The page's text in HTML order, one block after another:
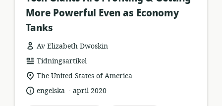
More Powerful Even as Economy
Tanks
Av Elizabeth Dwoskin
resursformat:
Tidningsartikel
relevant
plats:
The United States of America
språk:engelska .
publiceringsdatum:
april 2020